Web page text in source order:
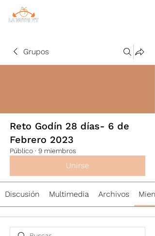
Grupos
Reto Godín 28 días- 6 de
Febrero 2023
Público · 9 miembros
Unirse
Discusión Multimedia Archivos